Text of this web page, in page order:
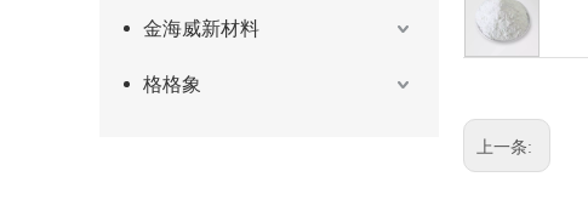
金海威新材料
格格象
上一条: